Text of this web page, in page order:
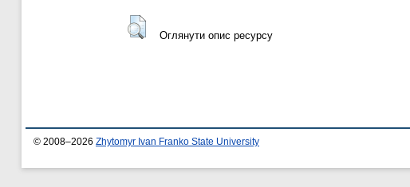
Оглянути опис ресурсу
© 2008–2026 Zhytomyr Ivan Franko State University